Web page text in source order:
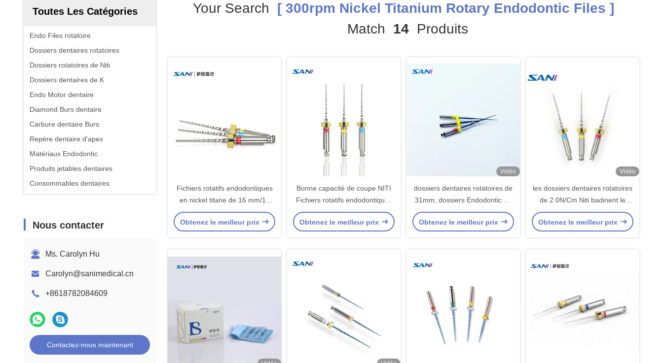
Toutes Les Catégories
Endo Files rotatoire
Dossiers dentaires rotatoires
Dossiers rotatoires de Niti
Dossiers dentaires de K
Endo Motor dentaire
Diamond Burs dentaire
Carbure dentaire Burs
Repère dentaire d'apex
Matériaux Endodontic
Produits jetables dentaires
Consommables dentaires
Nous contacter
Ms. Carolyn Hu
Carolyn@sanimedical.cn
+8618782084609
Contactez-nous maintenant
Your Search [ 300rpm Nickel Titanium Rotary Endodontic Files ]
Match 14Produits
Fichiers rotatifs endodontiques
en nickel titane de 16 mm/19
mm : coupent efficacement les
documents tout en assurant leur
Obtenez le meilleur prix
Bonne capacité de coupe NITI
Fichiers rotatifs endodontiques
en alliage avec une durée de
conservation de 5 ans
Obtenez le meilleur prix
Vidéo
dossiers dentaires rotatoires de
31mm, dossiers Endodontic de
Niti de revêtement nano bleu
Obtenez le meilleur prix
Vidéo
les dossiers dentaires rotatoires
de 2.0N/Cm Niti badinent le
dossier pour le traitement de
canal radiculaire 3pcs/Pack
Obtenez le meilleur prix